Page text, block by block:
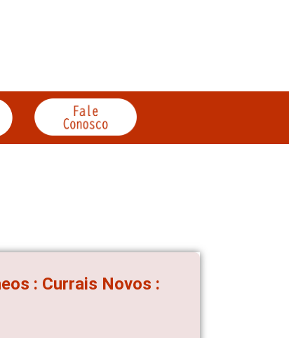
: Currais Novos :